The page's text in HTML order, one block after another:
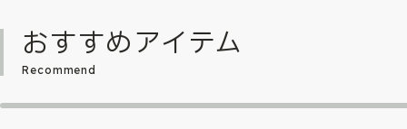
おすすめアイテム
Recommend